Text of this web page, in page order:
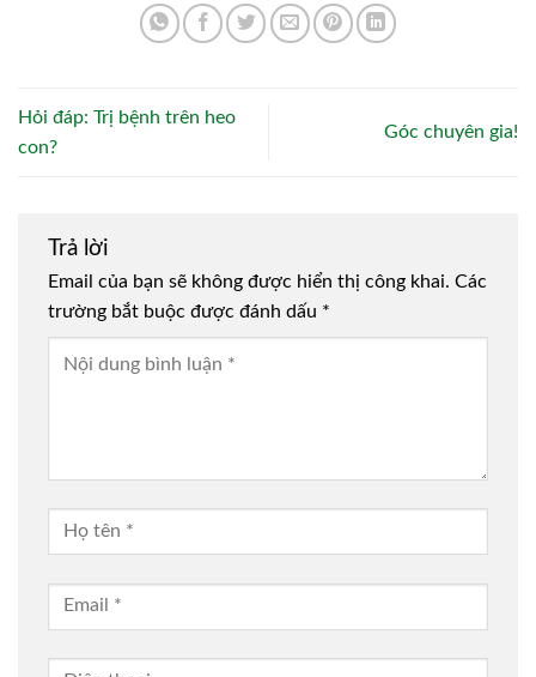
Hỏi đáp: Trị bệnh trên heo
con?
Góc chuyên gia!
Trả lời
Email của bạn sẽ không được hiển thị công khai. Các
trường bắt buộc được đánh dấu *